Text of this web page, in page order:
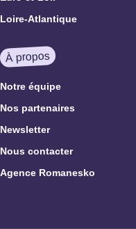
Loire-Atlantique
À propos
Notre équipe
Nos partenaires
Newsletter
Nous contacter
Agence Romanesko